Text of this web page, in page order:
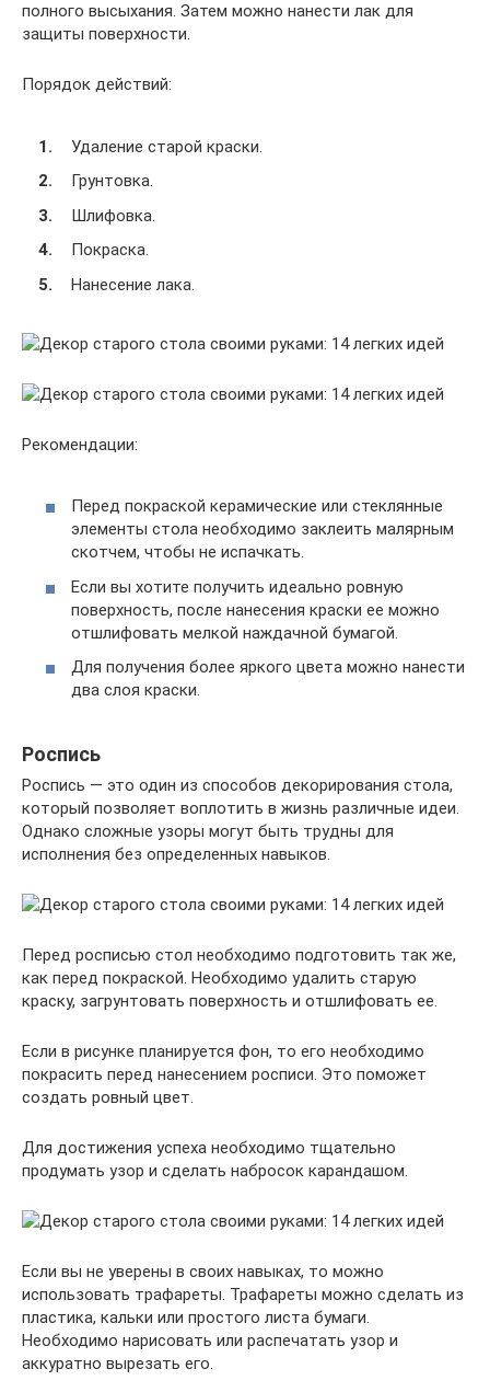
полного высыхания. Затем можно нанести лак для
защиты поверхности.
Порядок действий:
Удаление старой краски.
Грунтовка.
Шлифовка.
Покраска.
Нанесение лака.
Рекомендации:
Перед покраской керамические или стеклянные
элементы стола необходимо заклеить малярным
скотчем, чтобы не испачкать.
Если вы хотите получить идеально ровную
поверхность, после нанесения краски ее можно
отшлифовать мелкой наждачной бумагой.
Для получения более яркого цвета можно нанести
два слоя краски.
Роспись
Роспись — это один из способов декорирования стола,
который позволяет воплотить в жизнь различные идеи.
Однако сложные узоры могут быть трудны для
исполнения без определенных навыков.
Перед росписью стол необходимо подготовить так же,
как перед покраской. Необходимо удалить старую
краску, загрунтовать поверхность и отшлифовать ее.
Если в рисунке планируется фон, то его необходимо
покрасить перед нанесением росписи. Это поможет
создать ровный цвет.
Для достижения успеха необходимо тщательно
продумать узор и сделать набросок карандашом.
Если вы не уверены в своих навыках, то можно
использовать трафареты. Трафареты можно сделать из
пластика, кальки или простого листа бумаги.
Необходимо нарисовать или распечатать узор и
аккуратно вырезать его.